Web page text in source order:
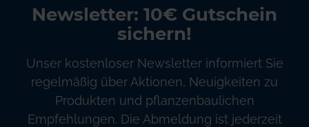
Newsletter: 10€ Gutschein
sichern!
Unser kostenloser Newsletter informiert Sie
regelmäßig über Aktionen, Neuigkeiten zu
Produkten und pflanzenbaulichen
Empfehlungen. Die Abmeldung ist jederzeit